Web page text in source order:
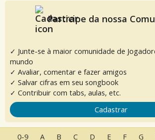
Participe da nossa
✓ Junte-se à maior comunidade de
mundo
✓ Avaliar, comentar e fazer amigos
✓ Salvar cifras em seu songbook
✓ Contribuir com tabs, aulas, etc.
Cadastrar
0-9 A B C D E F G